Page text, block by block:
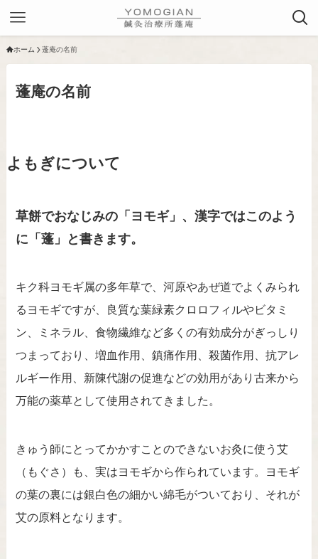
ホーム 蓬庵の名前
蓬庵の名前
よもぎについて
草餅でおなじみの「ヨモギ」、漢字ではこのよう
に「蓬」と書きます。
キク科ヨモギ属の多年草で、河原やあぜ道でよくみられ
るヨモギですが、良質な葉緑素クロロフィルやビタミ
ン、ミネラル、食物繊維など多くの有効成分がぎっしり
つまっており、増血作用、鎮痛作用、殺菌作用、抗アレ
ルギー作用、新陳代謝の促進などの効用があり古来から
万能の薬草として使用されてきました。
きゅう師にとってかかすことのできないお灸に使う艾
（もぐさ）も、実はヨモギから作られています。ヨモギ
の葉の裏には銀白色の細かい綿毛がついており、それが
艾の原料となります。